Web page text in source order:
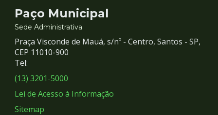
Contato
e
Redes
Sociais
Paço Municipal
Sede Administrativa
Praça Visconde de Mauá, s/nº - Centro, Santos - SP,
CEP 11010-900
Tel:
(13) 3201-5000
Lei de Acesso à Informação
Sitemap